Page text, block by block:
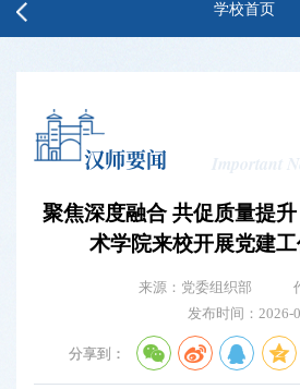
学校首页
汉师要闻 Important
聚焦深度融合 共促质量提
术学院来校开展党建
来源：党委组织部
发布时间：2026-
分享到：